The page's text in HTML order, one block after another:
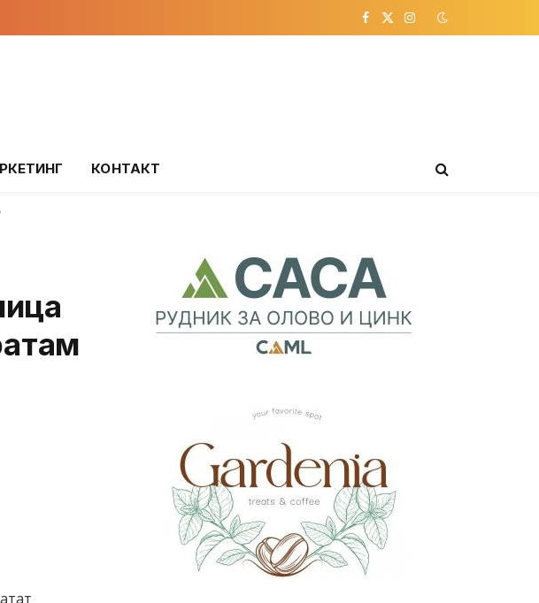
Facebook
X
Instagram
КОНТАКТ